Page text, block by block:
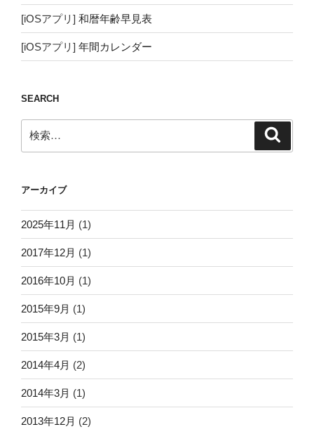
[iOSアプリ] 和暦年齢早見表
[iOSアプリ] 年間カレンダー
SEARCH
索:
アーカイブ
2025年11月 (1)
2017年12月 (1)
2016年10月 (1)
2015年9月 (1)
2015年3月 (1)
2014年4月 (2)
2014年3月 (1)
2013年12月 (2)